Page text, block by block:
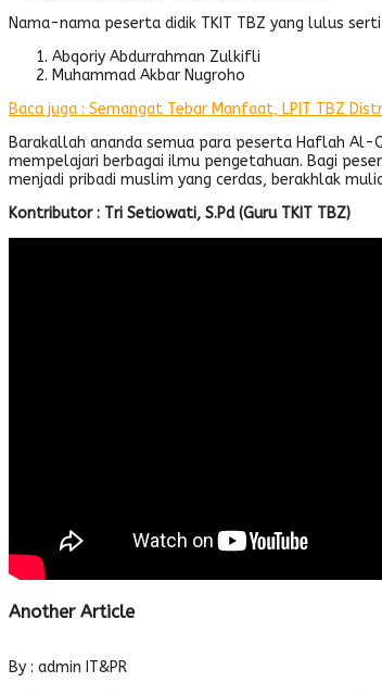
Nama-nama peserta didik TKIT TBZ yang lulus
Abqoriy Abdurrahman Zulkifli
Muhammad Akbar Nugroho
Baca juga : Semangat Tebar Manfaat, LPIT TBZ
Barakallah ananda semua para peserta Haflah Al-
mempelajari berbagai ilmu pengetahuan. Bagi
menjadi pribadi muslim yang cerdas, berakhlak
Kontributor : Tri Setiowati, S.Pd (Guru TKIT TBZ)
Another Article
By : admin IT&PR